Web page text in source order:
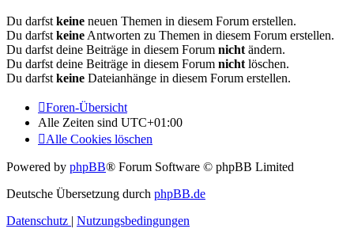
Du darfst keine neuen Themen in diesem Forum erstellen.
Du darfst keine Antworten zu Themen in diesem Forum erstellen.
Du darfst deine Beiträge in diesem Forum nicht ändern.
Du darfst deine Beiträge in diesem Forum nicht löschen.
Du darfst keine Dateianhänge in diesem Forum erstellen.
Foren-Übersicht
Alle Zeiten sind UTC+01:00
Alle Cookies löschen
Powered by phpBB® Forum Software © phpBB Limited
Deutsche Übersetzung durch phpBB.de
Datenschutz | Nutzungsbedingungen